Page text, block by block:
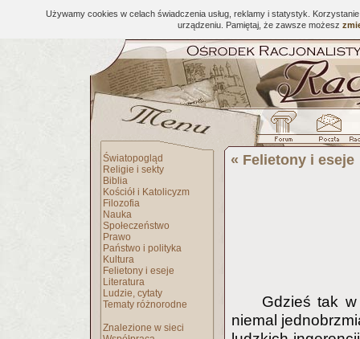
Używamy cookies w celach świadczenia usług, reklamy i statystyk.
urządzeniu. Pamiętaj, że zawsze możesz
Światopogląd
Religie i sekty
Biblia
Kościół i Katolicyzm
Filozofia
Nauka
Społeczeństwo
Prawo
Państwo i polityka
Kultura
Felietony i eseje
Literatura
Ludzie, cytaty
Tematy różnorodne
Znalezione w sieci
« Felietony i eseje
Gdzieś tak w
niemal